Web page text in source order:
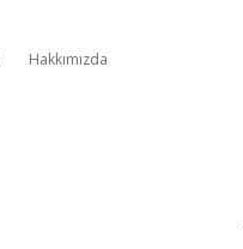
Hakkımızda